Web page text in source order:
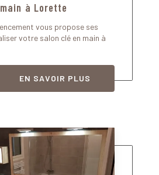
à Lorette
vous propose ses
votre salon clé en main à
EN SAVOIR PLUS